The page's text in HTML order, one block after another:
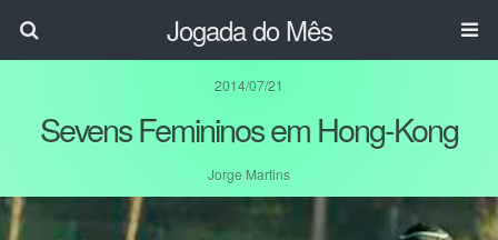
Jogada do Mês
2014/07/21
Sevens Femininos em Hong-Kong
Jorge Martins